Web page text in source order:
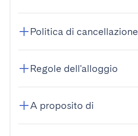
Politica di cancellazione
Regole dell'alloggio
A proposito di